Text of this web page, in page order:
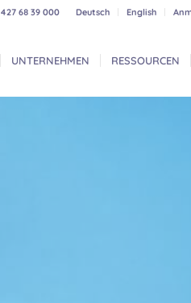
Deutsch English
68 39 000
UNTERNEHMEN RESSOURCEN